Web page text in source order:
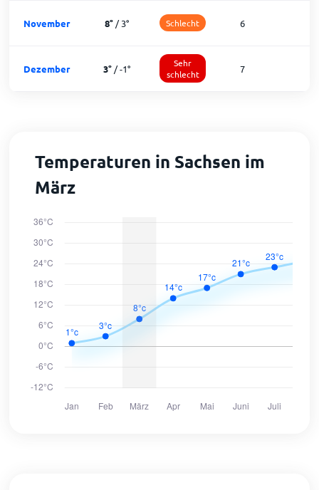
November 8°/3° Schlecht 6
Dezember 3°/-1°
Sehr
schlecht
7
Temperaturen in Sachsen im
März